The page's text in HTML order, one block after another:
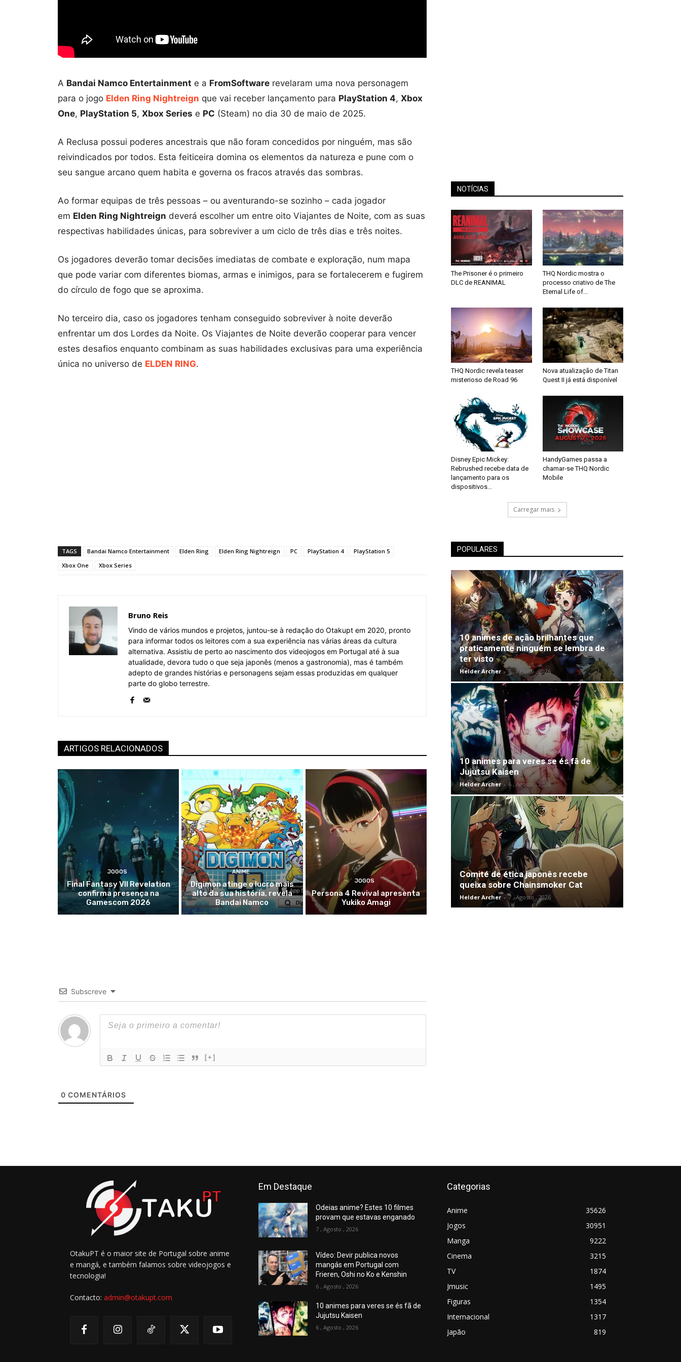
A Bandai Namco Entertainment e a FromSoftware revelaram uma nova personagem
para o jogo Elden Ring Nightreign que vai receber lançamento para PlayStation 4, Xbox
One, PlayStation 5, Xbox Series e PC (Steam) no dia 30 de maio de 2025.
A Reclusa possui poderes ancestrais que não foram concedidos por ninguém, mas são
reivindicados por todos. Esta feiticeira domina os elementos da natureza e pune com o
seu sangue arcano quem habita e governa os fracos através das sombras.
Ao formar equipas de três pessoas – ou aventurando-se sozinho – cada jogador
em Elden Ring Nightreign deverá escolher um entre oito Viajantes de Noite, com as suas
respectivas habilidades únicas, para sobreviver a um ciclo de três dias e três noites.
Os jogadores deverão tomar decisões imediatas de combate e exploração, num mapa
que pode variar com diferentes biomas, armas e inimigos, para se fortalecerem e fugirem
do círculo de fogo que se aproxima.
No terceiro dia, caso os jogadores tenham conseguido sobreviver à noite deverão
enfrentar um dos Lordes da Noite. Os Viajantes de Noite deverão cooperar para vencer
estes desafios enquanto combinam as suas habilidades exclusivas para uma experiência
única no universo de ELDEN RING.
TAGS Bandai Namco Entertainment Elden Ring Elden Ring Nightreign PC PlayStation 4
PlayStation 5
Xbox One
Xbox Series
Bruno Reis
Vindo de vários mundos e projetos, juntou-se à redação do Otakupt em 2020, pronto
para informar todos os leitores com a sua experiência nas várias áreas da cultura
alternativa. Assistiu de perto ao nascimento dos videojogos em Portugal até à sua
atualidade, devora tudo o que seja japonês (menos a gastronomia), mas é também
adepto de grandes histórias e personagens sejam essas produzidas em qualquer
parte do globo terrestre.
ARTIGOS RELACIONADOS
JOGOS
Final Fantasy VII Revelation
confirma presença na
Gamescom 2026
ANIME
Digimon atinge o lucro mais
alto da sua história, revela
Bandai Namco
JOGOS
Persona 4 Revival apresenta
Yukiko Amagi
Subscreve
[+]
0 COMENTÁRIOS
NOTÍCIAS
The Prisoner é o primeiro
DLC de REANIMAL
THQ Nordic mostra o
processo criativo de The
Eternal Life of...
THQ Nordic revela teaser
misterioso de Road 96
Nova atualização de Titan
Quest II já está disponível
Disney Epic Mickey:
Rebrushed recebe data de
lançamento para os
dispositivos...
HandyGames passa a
chamar-se THQ Nordic
Mobile
Carregar mais
POPULARES
10 animes de ação brilhantes que
praticamente ninguém se lembra de
ter visto
Helder Archer - 5 , Agosto , 2026
10 animes para veres se és fã de
Jujutsu Kaisen
Helder Archer - 6 , Agosto , 2026
Comité de ética japonês recebe
queixa sobre Chainsmoker Cat
Helder Archer - 7 , Agosto , 2026
OtakuPT é o maior site de Portugal sobre anime
e mangá, e também falamos sobre videojogos e
tecnologia!
Contacto: admin@otakupt.com
Em Destaque
Odeias anime? Estes 10 filmes
provam que estavas enganado
7 , Agosto , 2026
Vídeo: Devir publica novos
mangás em Portugal com
Frieren, Oshi no Ko e Kenshin
6 , Agosto , 2026
10 animes para veres se és fã de
Jujutsu Kaisen
6 , Agosto , 2026
Categorias
Anime
35626
Jogos
30951
Manga
9222
Cinema
3215
TV
1874
Jmusic
1495
Figuras
1354
Internacional
1317
Japão
819